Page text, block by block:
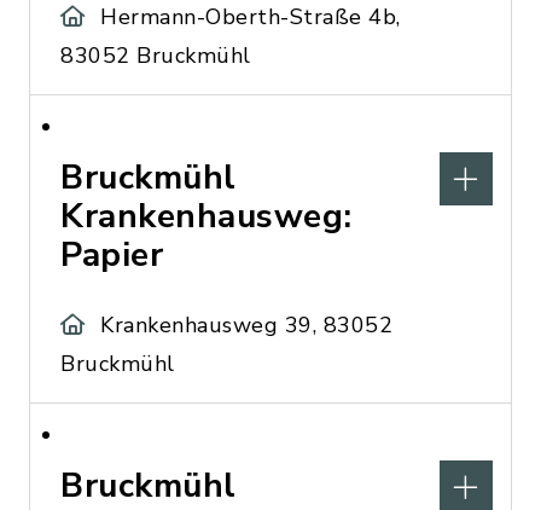
Hermann-Oberth-Straße 4b,
83052 Bruckmühl
Bruckmühl
Krankenhausweg:
Papier
Krankenhausweg 39, 83052
Bruckmühl
Bruckmühl